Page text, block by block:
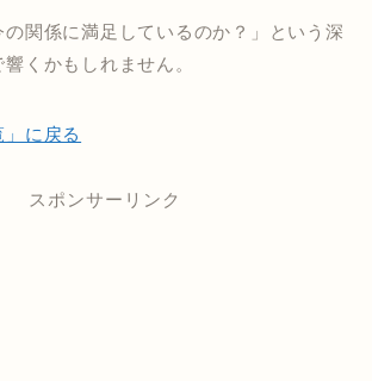
の関係に満足しているのか？」という深
くかもしれません。
」に戻る
スポンサーリンク